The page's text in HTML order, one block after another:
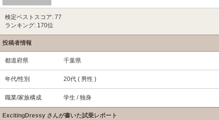
検定ベストスコア: 77
ランキング: 170位
投稿者情報
都道府県 千葉県
年代/性別 20代 ( 男性 )
職業/家族構成 学生 / 独身
ExcitingDressy さんが書いた試乗レポート